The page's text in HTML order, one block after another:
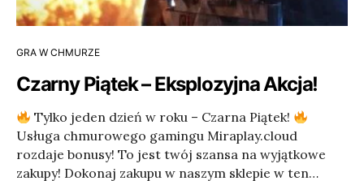
GRA W CHMURZE
Czarny Piątek – Eksplozyjna Akcja!
Tylko jeden dzień w roku – Czarna Piątek!
Usługa chmurowego gamingu Miraplay.cloud
rozdaje bonusy! To jest twój szansa na wyjątkowe
zakupy! Dokonaj zakupu w naszym sklepie w ten…